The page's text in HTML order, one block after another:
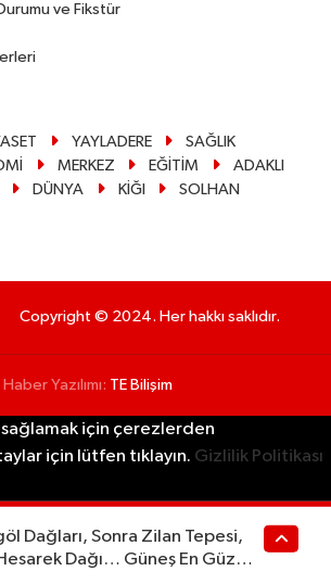
ve Fikstür
YAYLADERE
SAĞLIK
MERKEZ EĞİTİM
ADAKLI
DÜNYA KİĞI
SOLHAN
Copyright © 2024. Her hakkı saklıdır.
Haber Yazılımı: TE Bilişim
için çerezlerden
için lütfen tıklayın. Gizlilik Politikası
Dağları, Sonra Zilan Tepesi,
Dağı… Güneş En Güzel